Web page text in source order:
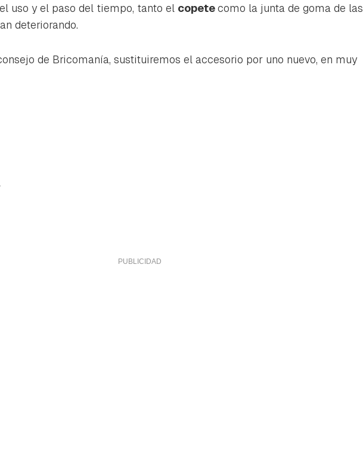
uso y el paso del tiempo, tanto el copetecomo la junta de goma de las
deteriorando.
de Bricomanía, sustituiremos el accesorio por uno nuevo, en muy